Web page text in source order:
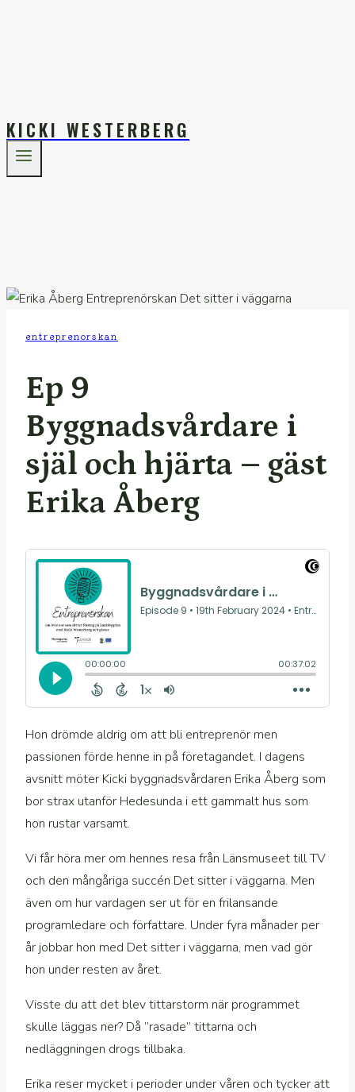
KICKI WESTERBERG
entreprenorskan
Ep 9
Byggnadsvårdare i
själ och hjärta – gäst
Erika Åberg
Hon drömde aldrig om att bli entreprenör men
passionen förde henne in på företagandet. I dagens
avsnitt möter Kicki byggnadsvårdaren Erika Åberg som
bor strax utanför Hedesunda i ett gammalt hus som
hon rustar varsamt.
Vi får höra mer om hennes resa från Länsmuseet till TV
och den mångåriga succén Det sitter i väggarna. Men
även om hur vardagen ser ut för en frilansande
programledare och författare. Under fyra månader per
år jobbar hon med Det sitter i väggarna, men vad gör
hon under resten av året.
Visste du att det blev tittarstorm när programmet
skulle läggas ner? Då ”rasade” tittarna och
nedläggningen drogs tillbaka.
Erika reser mycket i perioder under våren och tycker att